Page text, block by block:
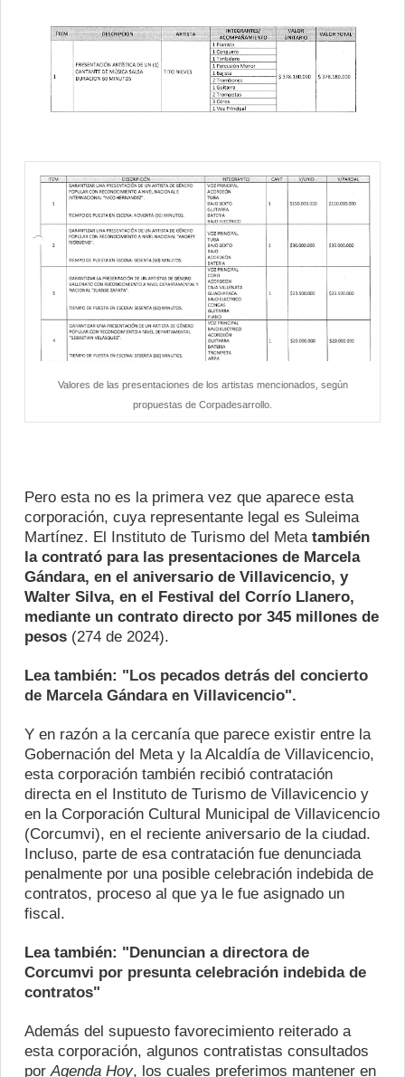
Valores de las presentaciones de los artistas mencionados, según
propuestas de Corpadesarrollo.
Pero esta no es la primera vez que aparece esta
corporación, cuya representante legal es Suleima
Martínez. El Instituto de Turismo del Metatambién
la contrató para las presentaciones de Marcela
Gándara, en el aniversario de Villavicencio, y
Walter Silva, en el Festival del Corrío Llanero,
mediante un contrato directo por 345 millones de
pesos (274 de 2024).
Lea también: "Los pecados detrás del concierto
de Marcela Gándara en Villavicencio".
Y en razón a la cercanía que parece existir entre la
Gobernación del Meta y la Alcaldía de Villavicencio,
esta corporación también recibió contratación
directa en el Instituto de Turismo de Villavicencio y
en la Corporación Cultural Municipal de Villavicencio
(Corcumvi), en el reciente aniversario de la ciudad.
Incluso, parte de esa contratación fue denunciada
penalmente por una posible celebración indebida de
contratos, proceso al que ya le fue asignado un
fiscal.
Lea también: "Denuncian a directora de
Corcumvi por presunta celebración indebida de
contratos"
Además del supuesto favorecimiento reiterado a
esta corporación, algunos contratistas consultados
porAgenda Hoy, los cuales preferimos mantener en